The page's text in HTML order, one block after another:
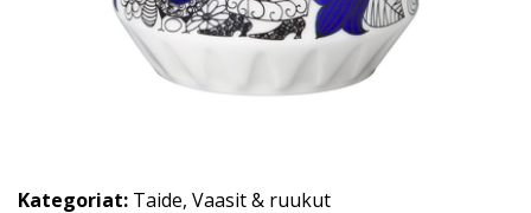
Kategoriat: Taide, Vaasit & ruukut